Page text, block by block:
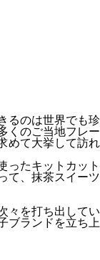
るのは世界でも珍
くのご当地フレー
めて大挙して訪れ
ったキットカット
て、抹茶スイーツ
々を打ち出してい
ブランドを立ち上